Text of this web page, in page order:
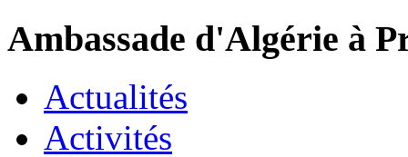
Ambassade d'Algérie à
Actualités
Activités